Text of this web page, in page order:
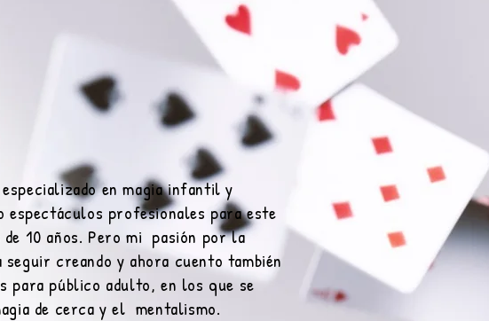
especializado en magia infantil y
espectáculos profesionales para este
de 10 años. Pero mi pasión por la
seguir creando y ahora cuento también
para público adulto, en los que se
de cerca y el mentalismo.